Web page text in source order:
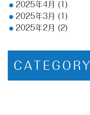
2025年4月
(1)
2025年3月
(1)
2025年2月
(2)
CATEGORY